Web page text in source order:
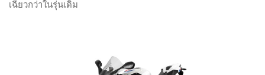
เฉี่ยวกว่าในรุ่นเดิม